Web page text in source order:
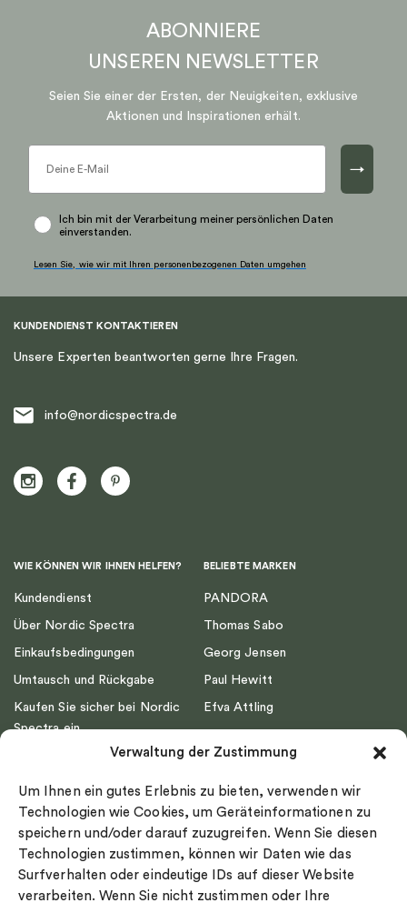
Verwaltung der Zustimmung
Um Ihnen ein gutes Erlebnis zu bieten, verwenden wir
Technologien wie Cookies, um Geräteinformationen zu
speichern und/oder darauf zuzugreifen. Wenn Sie diesen
Technologien zustimmen, können wir Daten wie das
Surfverhalten oder eindeutige IDs auf dieser Website
verarbeiten. Wenn Sie nicht zustimmen oder Ihre
ABONNIERE
UNSEREN NEWSLETTER
Seien Sie einer der Ersten, der Neuigkeiten, exklusive
Aktionen und Inspirationen erhält.
→
Ich bin mit der Verarbeitung meiner persönlichen Daten
einverstanden.
Lesen Sie, wie wir mit Ihren personenbezogenen Daten umgehen
KUNDENDIENST KONTAKTIEREN
Unsere Experten beantworten gerne Ihre Fragen.
info@nordicspectra.de
WIE KÖNNEN WIR IHNEN HELFEN?
Kundendienst
Über Nordic Spectra
Einkaufsbedingungen
Umtausch und Rückgabe
Kaufen Sie sicher bei Nordic
Spectra ein
Impressum
Ringgröße
Widerrufsrecht
Cookie-policy
Sekretesspolicy
BELIEBTE MARKEN
PANDORA
Thomas Sabo
Georg Jensen
Paul Hewitt
Efva Attling
Drakenberg Sjölin
Nordic Spectra